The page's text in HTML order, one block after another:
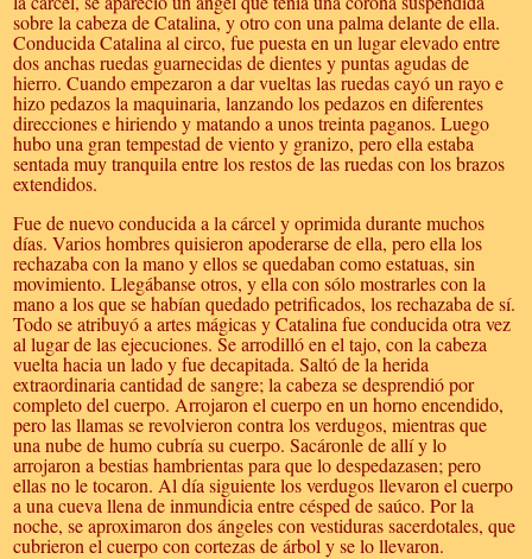
sobre la cabeza de Catalina, y otro con una palma delante de ella.
Conducida Catalina al circo, fue puesta en un lugar elevado entre
dos anchas ruedas guarnecidas de dientes y puntas agudas de
hierro. Cuando empezaron a dar vueltas las ruedas cayó un rayo e
hizo pedazos la maquinaria, lanzando los pedazos en diferentes
direcciones e hiriendo y matando a unos treinta paganos. Luego
hubo una gran tempestad de viento y granizo, pero ella estaba
sentada muy tranquila entre los restos de las ruedas con los brazos
extendidos.
Fue de nuevo conducida a la cárcel y oprimida durante muchos
días. Varios hombres quisieron apoderarse de ella, pero ella los
rechazaba con la mano y ellos se quedaban como estatuas, sin
movimiento. Llegábanse otros, y ella con sólo mostrarles con la
mano a los que se habían quedado petrificados, los rechazaba de sí.
Todo se atribuyó a artes mágicas y Catalina fue conducida otra vez
al lugar de las ejecuciones. Se arrodilló en el tajo, con la cabeza
vuelta hacia un lado y fue decapitada. Saltó de la herida
extraordinaria cantidad de sangre; la cabeza se desprendió por
completo del cuerpo. Arrojaron el cuerpo en un horno encendido,
pero las llamas se revolvieron contra los verdugos, mientras que
una nube de humo cubría su cuerpo. Sacáronle de allí y lo
arrojaron a bestias hambrientas para que lo despedazasen; pero
ellas no le tocaron. Al día siguiente los verdugos llevaron el cuerpo
a una cueva llena de inmundicia entre césped de saúco. Por la
noche, se aproximaron dos ángeles con vestiduras sacerdotales, que
cubrieron el cuerpo con cortezas de árbol y se lo llevaron.